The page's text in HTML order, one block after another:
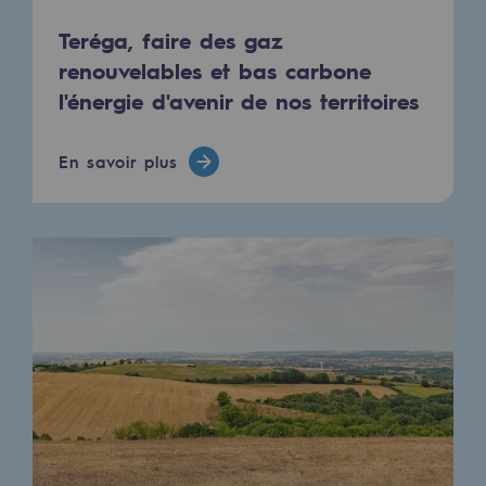
Stockage de gaz
Stockage de gaz
Savoir-faire
Infrastructures historiques
Biométhane : Enjeux et opportunités
Qu'est-ce que la méthanisation ?
Teréga, partenaire de référence sur le
Teréga, faire des gaz
renouvelables et bas carbone
l'énergie d'avenir de nos territoires
En savoir plus